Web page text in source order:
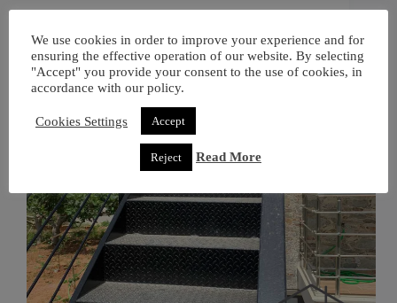
We use cookies in order to improve your experience and for
ensuring the effective operation of our website. By selecting
"Accept" you provide your consent to the use of cookies, in
accordance with our policy.
Cookies Settings Accept
Reject Read More